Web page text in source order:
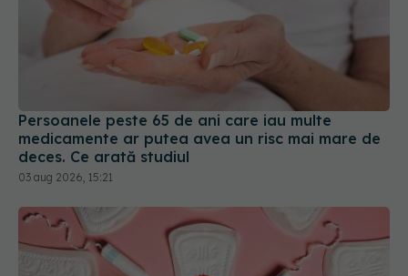
Persoanele peste 65 de ani care iau multe
medicamente ar putea avea un risc mai mare de
deces. Ce arată studiul
03 aug 2026, 15:21